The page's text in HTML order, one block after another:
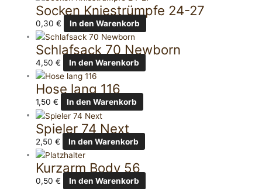
Socken Kniestrümpfe 24-27
0,30€ In den Warenkorb
Schlafsack 70 Newborn
4,50€ In den Warenkorb
Hose lang 116
1,50€ In den Warenkorb
Spieler 74 Next
2,50€ In den Warenkorb
Kurzarm Body 56
0,50€ In den Warenkorb